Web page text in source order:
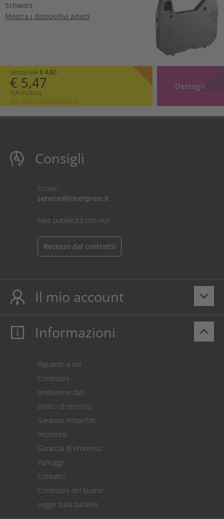
Schwarz
Mostra i dispositivi adatti
senza IVA€ 4,60
€ 5,47
IVA inclusa.
più spese di spedizione
Dettagli
Consigli
Scrivici:
service@tonerpreis.it
Fate pubblicità con noi!
Recesso dal contratto
keyboard_arrow_down
Il mio account
Il mio account
Pagamento
Restituzione della merce
Calcolatore dei costi
Impostazioni dei cookie
keyboard_arrow_up
Informazioni
Riguardo a noi
Condizioni
protezione dati
Diritto di recesso
Garanzia Ampertec
Impronta
Garanzia di rimborso
Vantaggi
Contatto
Condizioni del buono
Legge sulla batteria